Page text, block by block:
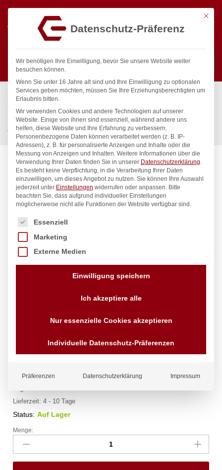
Suchen
Start / Gastronomiebedarf & Gastro Geräte für Profis
Küchenartikel
Töpfe & Pfannen
Bratentopf – ohne Deckel, HENDI, Kitchen Line, 2,9L,
⌀200x(H)95mm
Bratentopf – ohne Deckel, HENDI,
Kitchen Line, 2,9L, ⌀200x(H)95mm
Marke:Hendi
15,88€ exkl. MwSt.
Lieferzeit:4 - 10 Tage
Status: Auf Lager
Bratentopf
ohne
Deckel,
Menge:
Mit
Datenschutz-Präferenz
Wir benötigen Ihre Einwilligung, bevor Sie unsere Website weiter
besuchen können.
Wenn Sie unter 16 Jahre alt sind und Ihre Einwilligung zu optionalen
Services geben möchten, müssen Sie Ihre Erziehungsberechtigten um
Erlaubnis bitten.
Wir verwenden Cookies und andere Technologien auf unserer
Website. Einige von ihnen sind essenziell, während andere uns
helfen, diese Website und Ihre Erfahrung zu verbessern.
Personenbezogene Daten können verarbeitet werden (z. B. IP-
Adressen), z. B. für personalisierte Anzeigen und Inhalte oder die
Messung von Anzeigen und Inhalten. Weitere Informationen über die
Verwendung Ihrer Daten finden Sie in unserer Datenschutzerklärung.
Es besteht keine Verpflichtung, in die Verarbeitung Ihrer Daten
einzuwilligen, um dieses Angebot zu nutzen. Sie können Ihre Auswahl
jederzeit unter Einstellungen widerrufen oder anpassen. Bitte
beachten Sie, dass aufgrund individueller Einstellungen
möglicherweise nicht alle Funktionen der Website verfügbar sind.
Es folgt eine Liste der Service-Gruppen, für die eine
Essenziell
Marketing
Externe Medien
Einwilligung speichern
Ich akzeptiere alle
Nur essenzielle Cookies akzeptieren
Individuelle Datenschutz-Präferenzen
Präferenzen Datenschutzerklärung Impressum